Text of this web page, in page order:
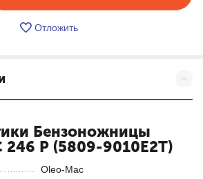
Отложить
Бензоножницы
246 P (5809-9010E2T)
Oleo-Mac